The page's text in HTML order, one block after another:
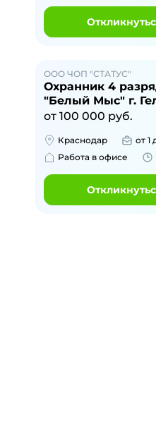
ООО ЧОП "СТАТУС"
Охранник 4
"Белый Мыс" г.
от 100 000 руб.
Краснодар
от 1
Работа в офисе